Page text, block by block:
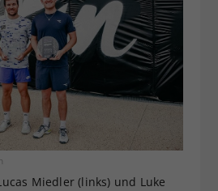
Miedler (links) und Luke